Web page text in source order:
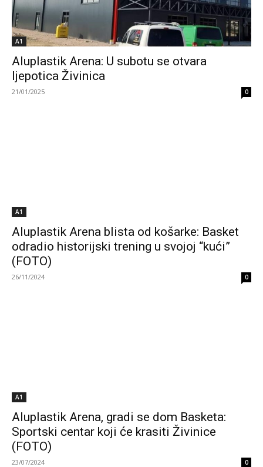
A1
Aluplastik Arena: U subotu se otvara
ljepotica Živinica
21/01/2025 0
A1
Aluplastik Arena blista od košarke: Basket
odradio historijski trening u svojoj “kući”
(FOTO)
26/11/2024 0
A1
Aluplastik Arena, gradi se dom Basketa:
Sportski centar koji će krasiti Živinice
(FOTO)
23/07/2024 0